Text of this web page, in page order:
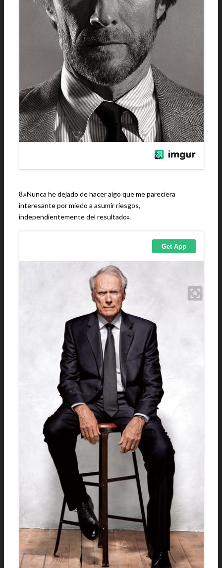
8.»Nunca he dejado de hacer algo que me pareciera
interesante por miedo a asumir riesgos,
independientemente del resultado».